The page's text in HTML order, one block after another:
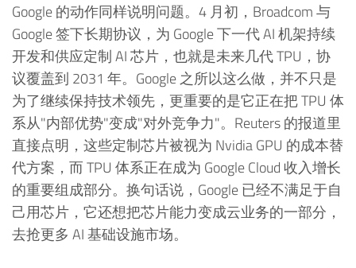
Google 的动作同样说明问题。4 月初，Broadcom 与
Google 签下长期协议，为 Google 下一代 AI 机架持续
开发和供应定制 AI 芯片，也就是未来几代 TPU，协
议覆盖到 2031 年。Google 之所以这么做，并不只是
为了继续保持技术领先，更重要的是它正在把 TPU 体
系从"内部优势"变成"对外竞争力"。Reuters 的报道里
直接点明，这些定制芯片被视为 Nvidia GPU 的成本替
代方案，而 TPU 体系正在成为 Google Cloud 收入增长
的重要组成部分。换句话说，Google 已经不满足于自
己用芯片，它还想把芯片能力变成云业务的一部分，
去抢更多 AI 基础设施市场。